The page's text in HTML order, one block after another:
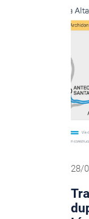
28/